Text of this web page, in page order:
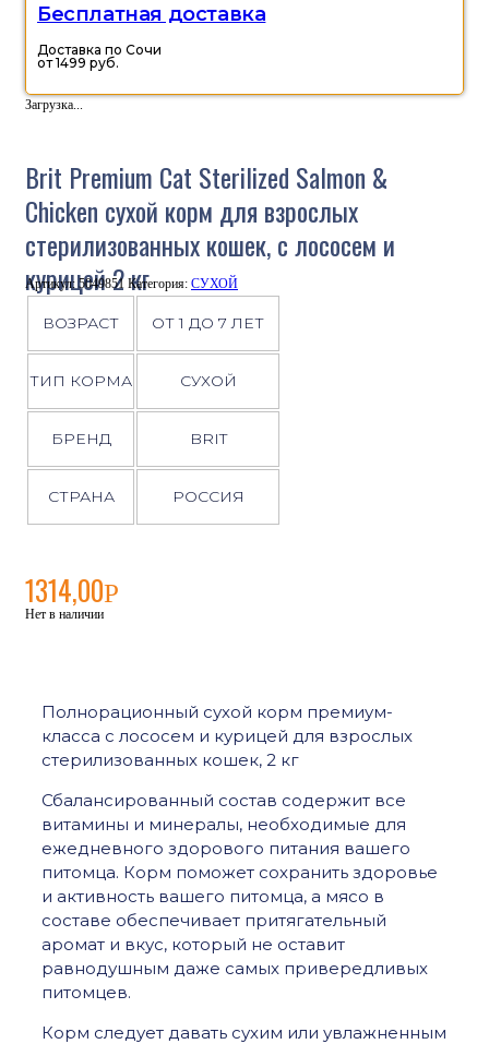
Бесплатная доставка
Доставка по Сочи
от 1499 руб.
Загрузка...
Brit Premium Cat Sterilized Salmon &
Chicken сухой корм для взрослых
стерилизованных кошек, с лососем и
курицей 2 кг
Артикул: 5049851 Категория: СУХОЙ
ВОЗРАСТ ОТ 1 ДО 7 ЛЕТ
ТИП КОРМА СУХОЙ
БРЕНД BRIT
СТРАНА РОССИЯ
1314,00Р
Нет в наличии
Полнорационный сухой корм премиум-
класса с лососем и курицей для взрослых
стерилизованных кошек, 2 кг
Сбалансированный состав содержит все
витамины и минералы, необходимые для
ежедневного здорового питания вашего
питомца. Корм поможет сохранить здоровье
и активность вашего питомца, а мясо в
составе обеспечивает притягательный
аромат и вкус, который не оставит
равнодушным даже самых привередливых
питомцев.
Корм следует давать сухим или увлажненным